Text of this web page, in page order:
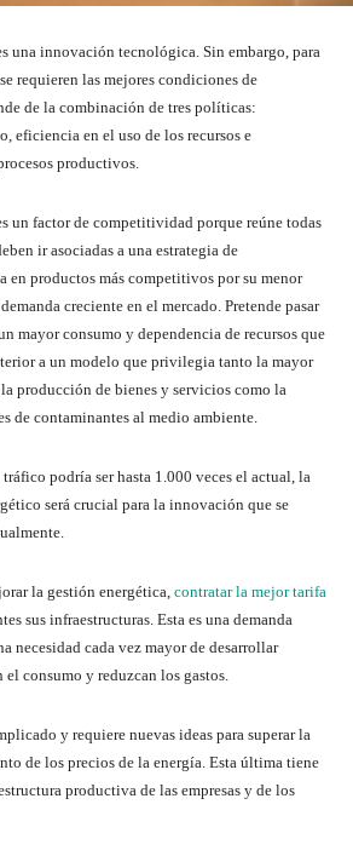
una innovación tecnológica. Sin embargo, para
requieren las mejores condiciones de
de la combinación de tres políticas:
eficiencia en el uso de los recursos e
productivos.
un factor de competitividad porque reúne todas
ir asociadas a una estrategia de
en productos más competitivos por su menor
creciente en el mercado. Pretende pasar
mayor consumo y dependencia de recursos que
a un modelo que privilegia tanto la mayor
producción de bienes y servicios como la
de contaminantes al medio ambiente.
podría ser hasta 1.000 veces el actual, la
será crucial para la innovación que se
la gestión energética, contratar la mejor tarifa
sus infraestructuras. Esta es una demanda
necesidad cada vez mayor de desarrollar
consumo y reduzcan los gastos.
y requiere nuevas ideas para superar la
de los precios de la energía. Esta última tiene
productiva de las empresas y de los